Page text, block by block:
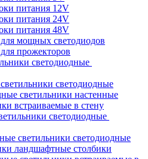
питания 12V
питания 24V
питания 48V
мощных светодиодов
прожекторов
светодиодные
светодиодные
светильники настенные
встраиваемые в стену
светодиодные
светильники светодиодные
ландшафтные столбики